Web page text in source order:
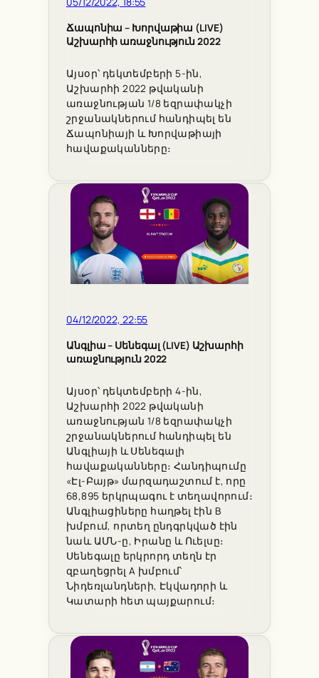
Ճապոնիա – Խորվաթիա (LIVE)
Աշխարհի առաջնություն 2022
Այսօր՝ դեկտեմբերի 5-ին,
Աշխարհի 2022 թվականի
առաջնության 1/8 եզրափակչի
շրջանակներում հանդիպել են
Ճապոնիայի և Խորվաթիայի
հավաքականները։
04/12/2022, 22:55
Անգլիա – Սենեգալ (LIVE) Աշխարհի
առաջնություն 2022
Այսօր՝ դեկտեմբերի 4-ին,
Աշխարհի 2022 թվականի
առաջնության 1/8 եզրափակչի
շրջանակներում հանդիպել են
Անգլիայի և Սենեգալի
հավաքականները։ Հանդիպումը
«Էլ-Բայթ» մարզադաշտում է, որը
68,895 երկրպագու է տեղավորում։
Անգլիացիները հաղթել էին B
խմբում, որտեղ ընդգրկված էին
նաև ԱՄՆ-ը, Իրանը և Ուելսը։
Սենեգալը երկրորդ տեղն էր
զբաղեցրել A խմբում՝
Նիդեռլանդների, Էկվադորի և
Կատարի հետ պայքարում։